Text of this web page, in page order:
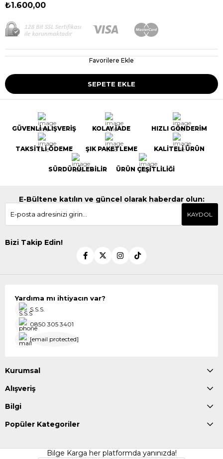
₺1.600,00
Favorilere Ekle
GÜVENLİ ALIŞVERİŞ KOLAY İADE HIZLI GÖNDERİM
TAKSİTLİ ÖDEME ŞIK PAKETLEME KALİTELİ ÜRÜN
SÜRDÜRÜLEBİLİR ÜRÜN ÇEŞİTLİLİĞİ
E-Bültene katılın ve güncel olarak haberdar olun:
KAYDOL
Bizi Takip Edin!
Yardıma mı ihtiyacın var?
S.S.S.
0850 305 3401
[email protected]
Kurumsal
Alışveriş
Bilgi
Popüler Kategoriler
Bilge Karga her platformda yanınızda!